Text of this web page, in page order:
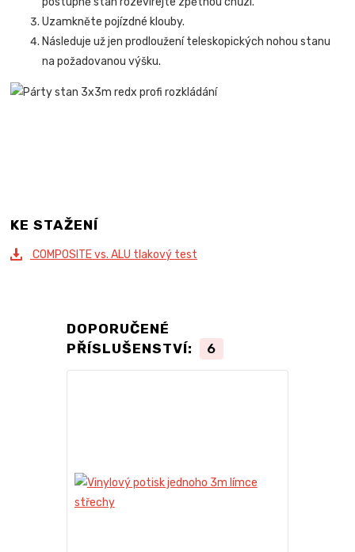
Uzamkněte pojízdné klouby.
Následuje už jen prodloužení teleskopických nohou stanu
na požadovanou výšku.
KE STAŽENÍ
COMPOSITE vs. ALU tlakový test
DOPORUČENÉ
PŘÍSLUŠENSTVÍ:
6